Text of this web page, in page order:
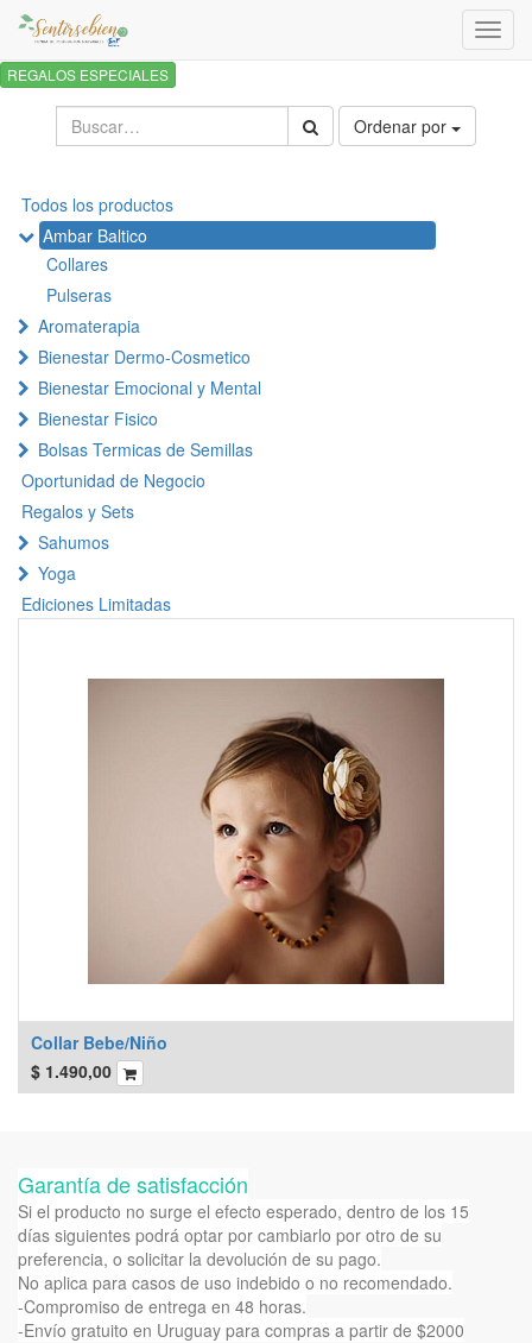
REGALOS ESPECIALES
Ordenar por
Todos los productos
Ambar Baltico
Collares
Pulseras
Aromaterapia
Bienestar Dermo-Cosmetico
Bienestar Emocional y Mental
Bienestar Fisico
Bolsas Termicas de Semillas
Oportunidad de Negocio
Regalos y Sets
Sahumos
Yoga
Ediciones Limitadas
Collar Bebe/Niño
$ 1.490,00
Garantía de satisfacción
Si el producto no surge el efecto esperado, dentro de los 15
días siguientes podrá optar por cambiarlo por otro de su
preferencia, o solicitar la devolución de su pago.
No aplica para casos de uso indebido o no recomendado.
-Compromiso de entrega en 48 horas.
-Envío gratuito en Uruguay para compras a partir de $2000